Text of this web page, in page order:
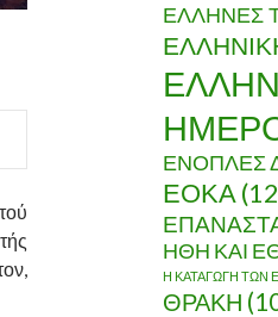
ΚΑΙ Η
ΕΛΛΗΝΕΣ
ΕΝΟΠΛΕΣ
ΕΟΚΑ
ΗΘΗ ΚΑΙ
Η ΚΑΤΑΓΩΓΗ ΤΩΝ
ΘΡΑΚΗ